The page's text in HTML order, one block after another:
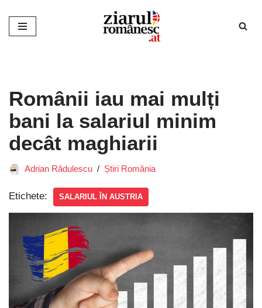
Sari
Românii iau mai mulți
bani la salariul minim
decât maghiarii
Adrian Rădulescu Știri România
Etichete: SALARIUL ÎN AUSTRIA